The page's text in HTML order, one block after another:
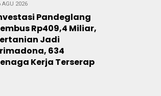
AGU 2026
Pandeglang
Rp409,4 Miliar,
Jadi
634
Kerja Terserap